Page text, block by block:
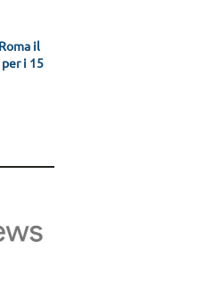
il
i 15